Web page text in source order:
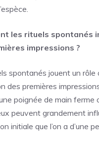
les rituels spontanés
impressions ?
spontanés jouent un rôle
des premières
poignée de main ferme
peuvent grandement
initiale que l’on a d’une